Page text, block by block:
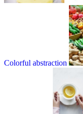
Colorful abstraction